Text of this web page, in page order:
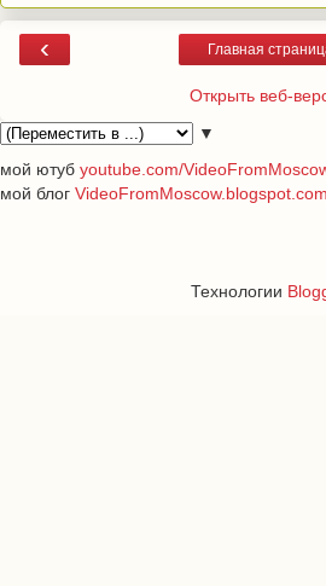
‹ Главная
Открыть веб-
▼
мой ютуб youtube.com/
мой блог VideoFromMoscow.blogspot.com
Технологии